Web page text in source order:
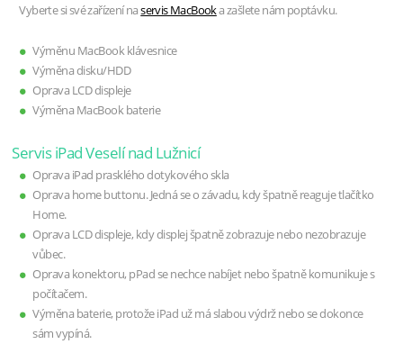
Vyberte si své zařízení naservis MacBooka zašlete nám poptávku.
Výměnu MacBook klávesnice
Výměna disku/HDD
Oprava LCD displeje
Výměna MacBook baterie
Servis iPad Veselí nad Lužnicí
Oprava iPad prasklého dotykového skla
Oprava home buttonu. Jedná se o závadu, kdy špatně reaguje tlačítko
Home.
Oprava LCD displeje, kdy displej špatně zobrazuje nebo nezobrazuje
vůbec.
Oprava konektoru, pPad se nechce nabíjet nebo špatně komunikuje s
počítačem.
Výměna baterie, protože iPad už má slabou výdrž nebo se dokonce
sám vypíná.